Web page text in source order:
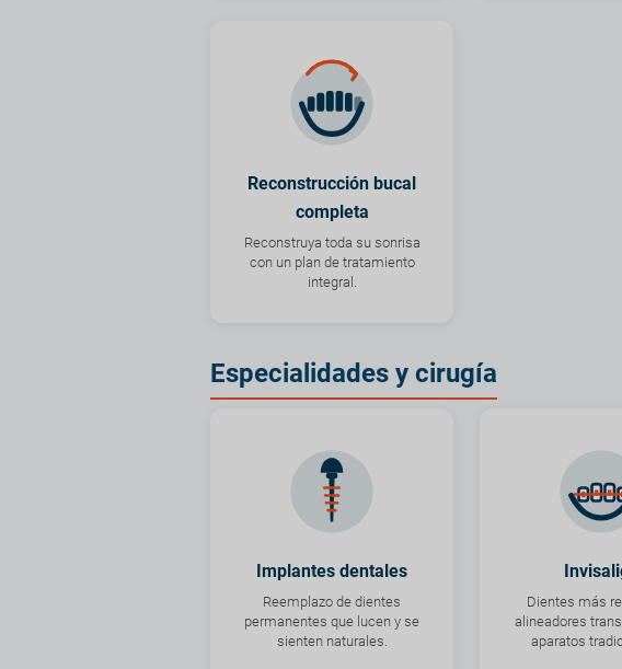
Reconstrucción bucal
completa
Reconstruya toda su sonrisa
con un plan de tratamiento
integral.
Especialidades y cirugía
Implantes dentales
Reemplazo de dientes
permanentes que lucen y se
sienten naturales.
Dientes más
alineadores
aparatos